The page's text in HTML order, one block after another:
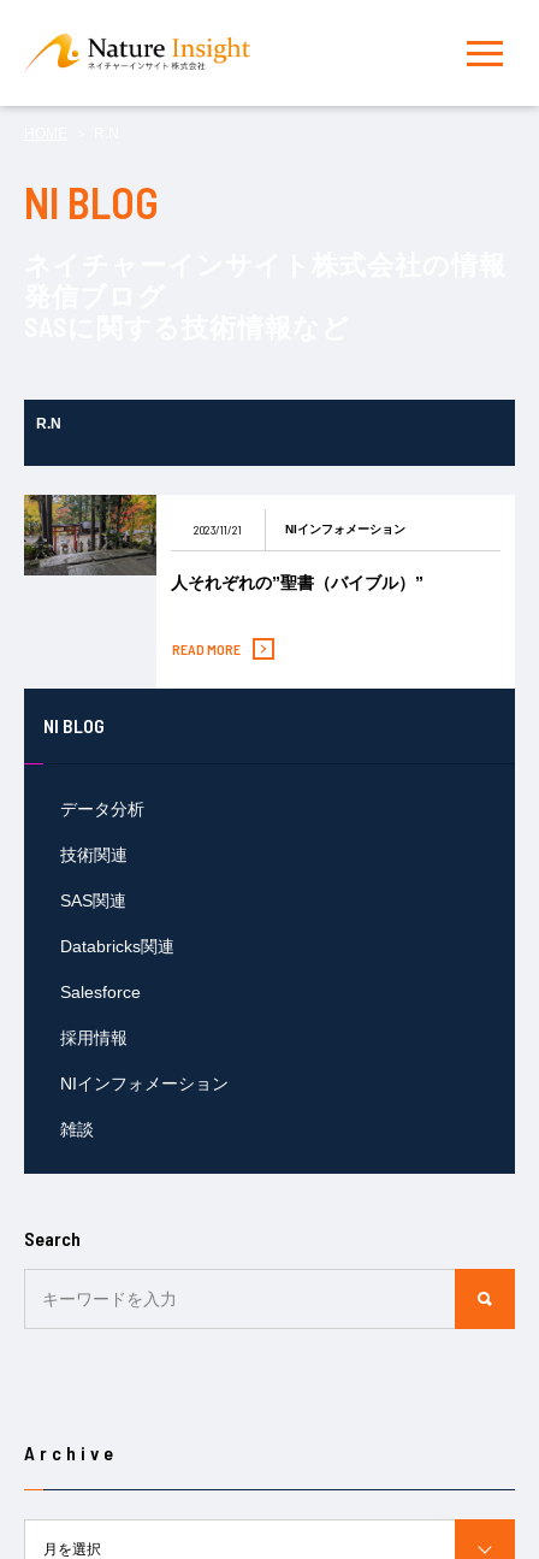
NI BLOG
R.N
2023/11/21 NIインフォメーション
人それぞれの”聖書（バイブル）”
READ MORE
NI BLOG
データ分析
技術関連
SAS関連
Databricks関連
Salesforce
採用情報
NIインフォメーション
雑談
Search
Archive
月を選択